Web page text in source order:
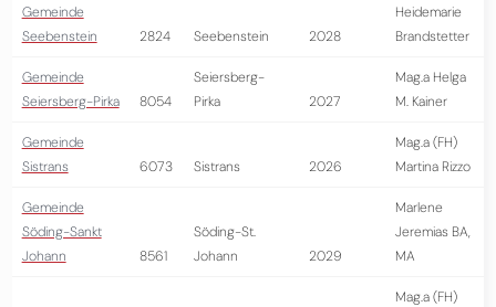
Gemeinde
Seebenstein
2824 Seebenstein 2028
Heidemarie
Brandstetter
Gemeinde
Seiersberg-Pirka
8054
Seiersberg-
Pirka
2027
Mag.a Helga
M. Kainer
Gemeinde
Sistrans
6073 Sistrans 2026
Mag.a (FH)
Martina Rizzo
Gemeinde
Söding-Sankt
Johann
8561
Söding-St.
Johann
2029
Marlene
Jeremias BA,
MA
Mag.a (FH)